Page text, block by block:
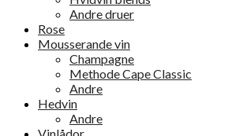
Andre druer
Rose
Mousserande vin
Champagne
Methode Cape Classic
Andre
Hedvin
Andre